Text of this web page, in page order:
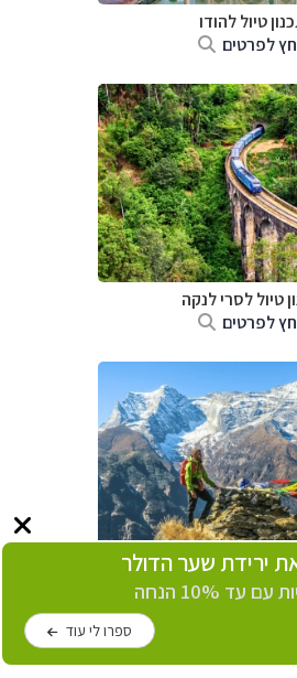
טיוללהודו
לפרטים
טיוללסרי לנקה
לפרטים
טיול לנפאל
לפרטים
ירידת שער הדולר
עד 10% הנחה
ספרו לי עוד